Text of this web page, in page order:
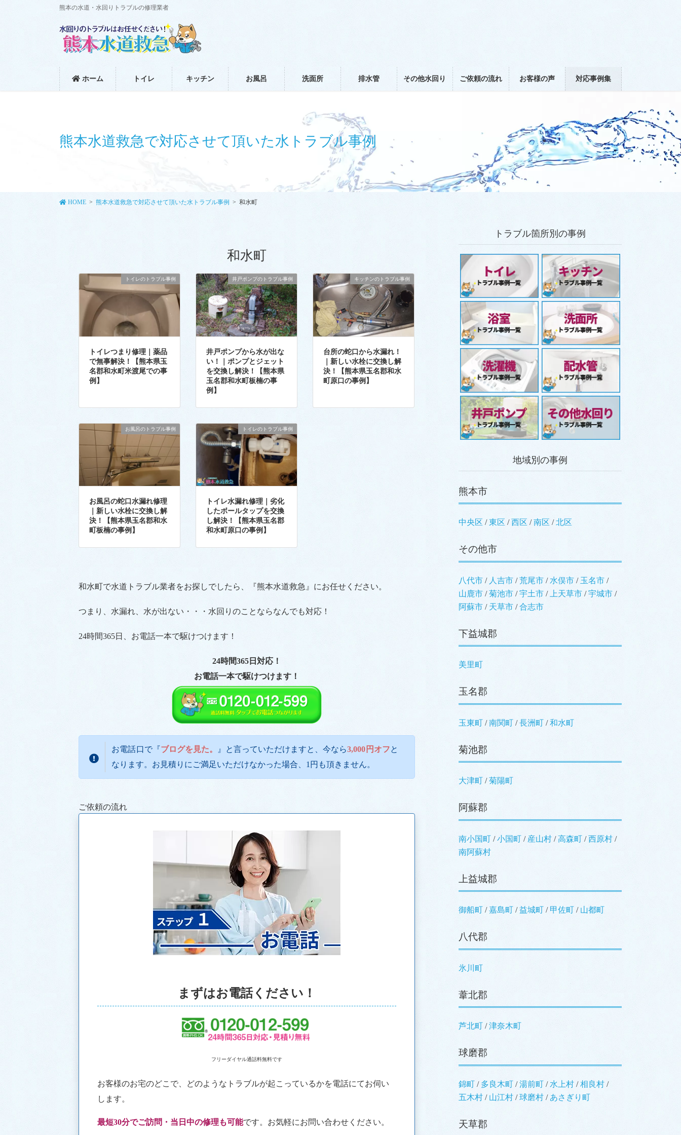
熊本の水道・水回りトラブルの修理業者
ホーム トイレ キッチン お風呂 洗面所 排水管 その他水回り ご依頼の流れ お客様の声 対応事例集
熊本水道救急で対応させて頂いた水トラブル事例
HOME 熊本水道救急で対応させて頂いた水トラブル事例 和水町
和水町
トイレのトラブル事例
トイレつまり修理｜薬品
で無事解決！【熊本県玉
名郡和水町米渡尾での事
例】
井戸ポンプのトラブル事例
井戸ポンプから水が出な
い！｜ポンプとジェット
を交換し解決！【熊本県
玉名郡和水町板楠の事
例】
キッチンのトラブル事例
台所の蛇口から水漏れ！
｜新しい水栓に交換し解
決！【熊本県玉名郡和水
町原口の事例】
お風呂のトラブル事例
お風呂の蛇口水漏れ修理
｜新しい水栓に交換し解
決！【熊本県玉名郡和水
町板楠の事例】
トイレのトラブル事例
トイレ水漏れ修理｜劣化
したボールタップを交換
し解決！【熊本県玉名郡
和水町原口の事例】
和水町で水道トラブル業者をお探しでしたら、『熊本水道救急』にお任せください。
つまり、水漏れ、水が出ない・・・水回りのことならなんでも対応！
24時間365日、お電話一本で駆けつけます！
24時間365日対応！
お電話一本で駆けつけます！
お電話口で『 ブログを見た。 』と言っていただけますと、今なら3,000円オフと
なります。お見積りにご満足いただけなかった場合、1円も頂きません。
ご依頼の流れ
まずはお電話ください！
フリーダイヤル通話料無料です
お客様のお宅のどこで、どのようなトラブルが起こっているかを電話にてお伺い
します。
最短30分でご訪問・当日中の修理も可能です。お気軽にお問い合わせください。
トラブル箇所別の事例
地域別の事例
熊本市
中央区 東区 西区 南区 北区
その他市
八代市 人吉市 荒尾市 水俣市
玉名市
山鹿市
菊池市 宇土市 上天草市
宇城市
阿蘇市
天草市 合志市
下益城郡
美里町
玉名郡
玉東町 南関町 長洲町 和水町
菊池郡
大津町 菊陽町
阿蘇郡
南小国町 小国町 産山村 高森町
西原村
南阿蘇村
上益城郡
御船町 嘉島町 益城町 甲佐町 山都町
八代郡
氷川町
葦北郡
芦北町 津奈木町
球磨郡
錦町 多良木町 湯前町 水上村
相良村
五木村
山江村 球磨村 あさぎり町
天草郡